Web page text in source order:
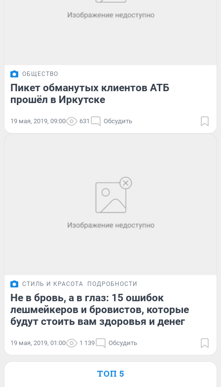
ОБЩЕСТВО
Пикет обманутых клиентов АТБ
прошёл в Иркутске
19 мая, 2019, 09:00 631 Обсудить
СТИЛЬ И КРАСОТА ПОДРОБНОСТИ
Не в бровь, а в глаз: 15 ошибок
лешмейкеров и бровистов, которые
будут стоить вам здоровья и денег
19 мая, 2019, 01:00 1 139 Обсудить
ТОП 5